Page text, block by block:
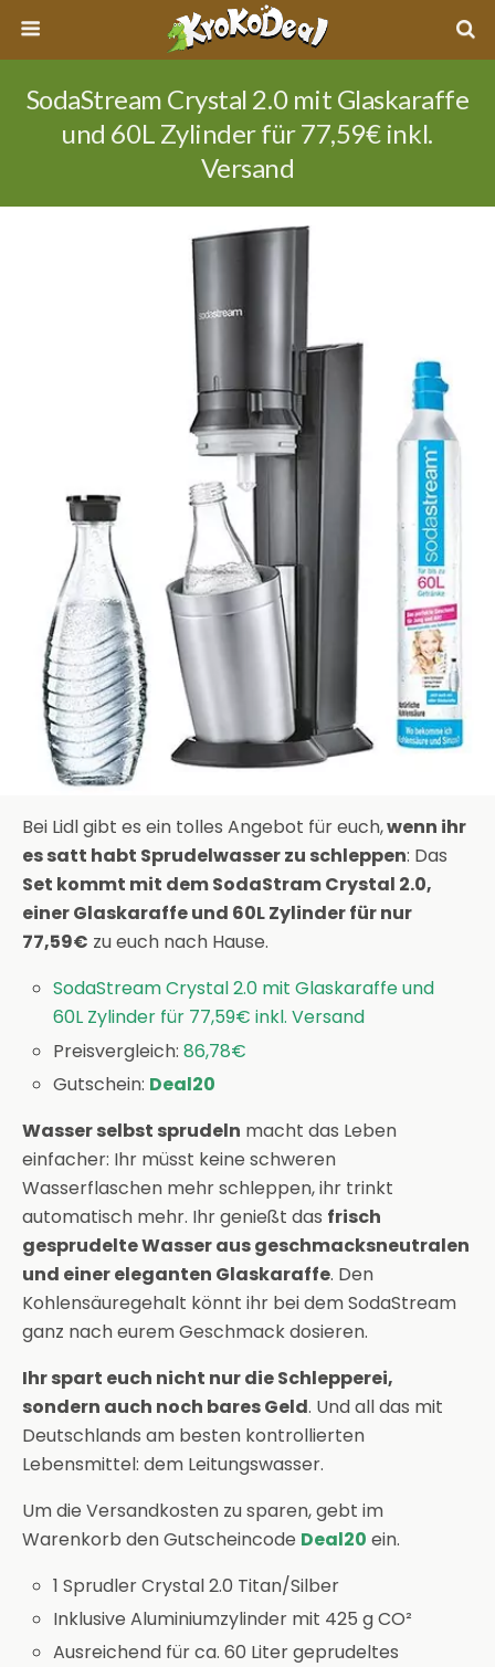
SodaStream Crystal 2.0 mit Glaskaraffe
und 60L Zylinder für 77,59€ inkl.
Versand
Bei Lidl gibt es ein tolles Angebot für euch,wenn ihr
es satt habt Sprudelwasser zu schleppen: Das
Set kommt mit dem SodaStram Crystal 2.0,
einer Glaskaraffe und 60L Zylinder für nur
77,59€ zu euch nach Hause.
SodaStream Crystal 2.0 mit Glaskaraffe und
60L Zylinder für 77,59€ inkl. Versand
Preisvergleich:86,78€
Gutschein: Deal20
Wasser selbst sprudeln macht das Leben
einfacher: Ihr müsst keine schweren
Wasserflaschen mehr schleppen, ihr trinkt
automatisch mehr. Ihr genießt das frisch
gesprudelte Wasser aus geschmacksneutralen
und einer eleganten Glaskaraffe. Den
Kohlensäuregehalt könnt ihr bei dem SodaStream
ganz nach eurem Geschmack dosieren.
Ihr spart euch nicht nur die Schlepperei,
sondern auch noch bares Geld. Und all das mit
Deutschlands am besten kontrollierten
Lebensmittel: dem Leitungswasser.
Um die Versandkosten zu sparen, gebt im
Warenkorb den Gutscheincode Deal20 ein.
1 Sprudler Crystal 2.0 Titan/Silber
Inklusive Aluminiumzylinder mit 425 g CO²
Ausreichend für ca. 60 Liter geprudeltes